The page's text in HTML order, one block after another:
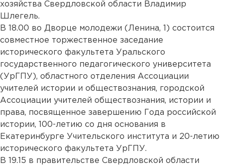
хозяйства Свердловской области Владимир
Шлегель.
В 18.00 во Дворце молодежи (Ленина, 1) состоится
совместное торжественное заседание
исторического факультета Уральского
государственного педагогического университета
(УрГПУ), областного отделения Ассоциации
учителей истории и обществознания, городской
Ассоциации учителей обществознания, истории и
права, посвященное завершению Года российской
истории, 100-летию со дня основания в
Екатеринбурге Учительского института и 20-летию
исторического факультета УрГПУ.
В 19.15 в правительстве Свердловской области